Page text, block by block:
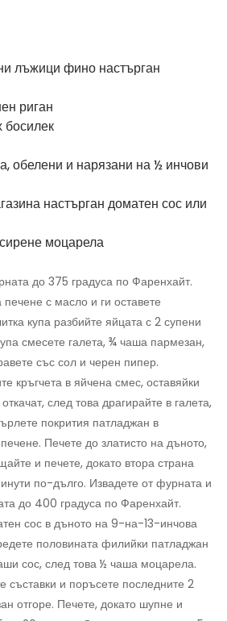
лъжици фино настърган
риган
босилек
обелени и нарязани на ½ инчови
настърган доматен сос или
моцарела
до 375 градуса по Фаренхайт.
с масло и ги оставете
купа разбийте яйцата с 2 супени
смесете галета, ¾ чаша пармезан,
със сол и черен пипер.
кръгчета в яйчена смес, оставяйки
след това драгирайте в галета,
покрития патладжан в
Печете до златисто на дъното,
и печете, докато втора страна
по-дълго. Извадете от фурната и
до 400 градуса по Фаренхайт.
сос в дъното на 9-на-13-инчова
половината филийки патладжан
сос, след това ½ чаша моцарела.
съставки и поръсете последните 2
отгоре. Печете, докато шупне и